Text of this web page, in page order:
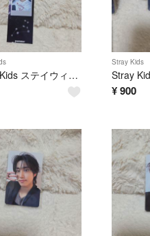
Stray Kids ステイウィーク PHOTOGRAY
Stray Kids
¥900